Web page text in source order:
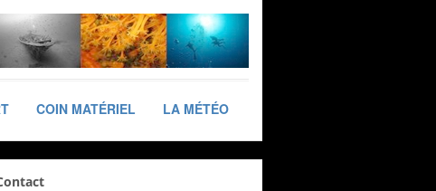
COIN MATÉRIEL LA MÉTÉO